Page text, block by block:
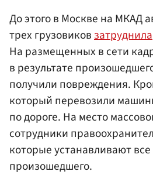
До этого в Москве на МКАД
трех грузовиков затруднила
На размещенных в сети
в результате
получили повреждения.
который перевозили
по дороге. На место
сотрудники
которые устанавливают все
произошедшего.